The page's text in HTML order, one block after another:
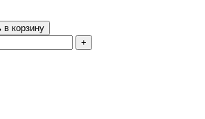
в корзину
+